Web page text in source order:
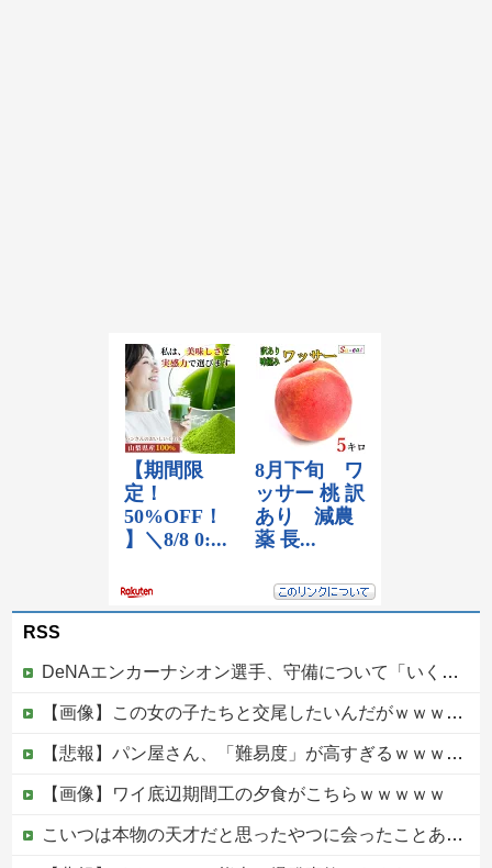
RSS
DeNAエンカーナシオン選手、守備について「いくら得点しても、エラーを重ねれば逆転されてしまう。そういう意味から自分にとっては、打撃よりも守備の方が大事」
【画像】この女の子たちと交尾したいんだがｗｗｗｗｗ
【悲報】パン屋さん、「難易度」が高すぎるｗｗｗｗｗ
【画像】ワイ底辺期間工の夕食がこちらｗｗｗｗｗ
こいつは本物の天才だと思ったやつに会ったことある？